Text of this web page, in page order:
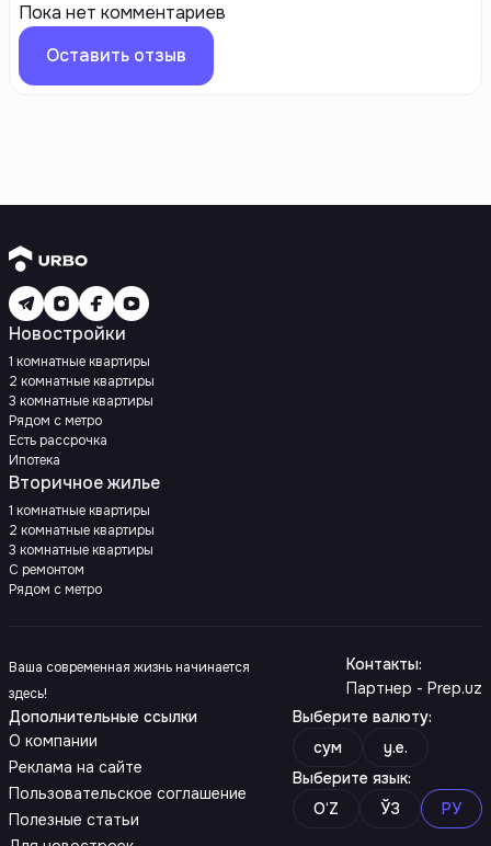
Пока нет комментариев
Оставить отзыв
Новостройки
1 комнатные квартиры
2 комнатные квартиры
3 комнатные квартиры
Рядом с метро
Есть рассрочка
Ипотека
Вторичное жилье
1 комнатные квартиры
2 комнатные квартиры
3 комнатные квартиры
С ремонтом
Рядом с метро
Ваша современная жизнь начинается
здесь!
Контакты:
Партнер - Prep.uz
Дополнительные ссылки
О компании
Реклама на сайте
Пользовательское соглашение
Полезные статьи
Выберите валюту:
сум
y.e.
Выберите язык:
O‘Z
ЎЗ РУ